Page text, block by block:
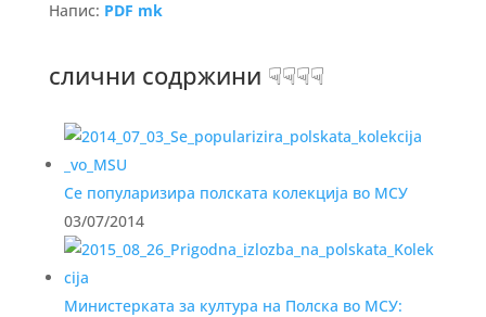
Напис: PDF mk
слични содржини ☟☟☟☟
Се популаризира полската колекција во МСУ
03/07/2014
Министерката за култура на Полска во МСУ: